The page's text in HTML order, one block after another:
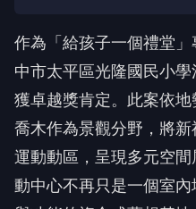
作為「給孩子一個禮堂
中市太平區光隆國民小
獲卓越獎肯定。此案依
喬木作為景觀分野，將
運動動區，呈現多元空
動中心不再只是一個室